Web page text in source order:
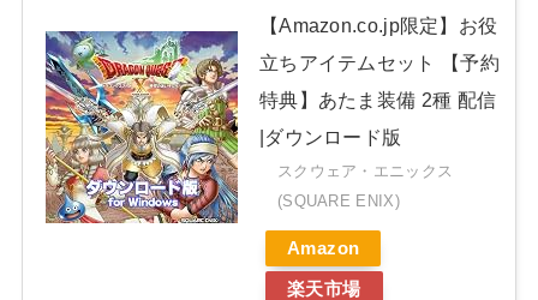
【Amazon.co.jp限定】お役
立ちアイテムセット 【予約
特典】あたま装備 2種 配信
|ダウンロード版
スクウェア・エニックス
(SQUARE ENIX)
Amazon
楽天市場